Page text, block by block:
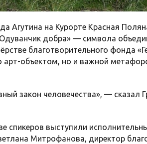
Агутина на Курорте Красная
добра» — символа
благотворительного фонда
арт-объектом, но и важной
закон человечества», — сказал
спикеров выступили
Митрофанова, директор